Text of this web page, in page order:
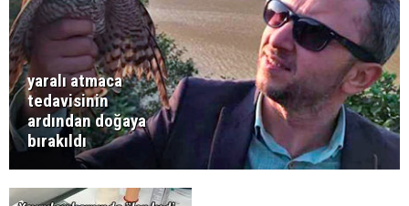
yaralı atmaca
tedavisinin
ardından doğaya
bırakıldı